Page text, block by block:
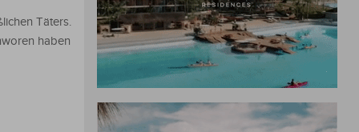
Täters.
haben